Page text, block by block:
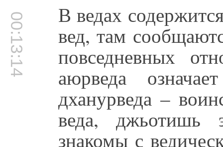
00:13:14 В ведах
вед, там
повседневных
аюрведа
дханурведа –
веда, джьотишь
знакомы с